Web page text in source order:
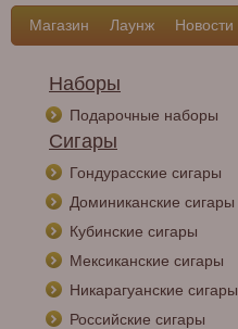
Магазин Лаунж Новости
Наборы
Подарочные наборы
Сигары
Гондурасские сигары
Доминиканские сигары
Кубинские сигары
Мексиканские сигары
Никарагуанские сигары
Российские сигары